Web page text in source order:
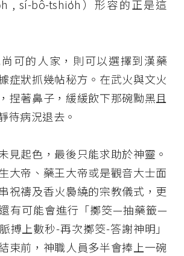
, sí-bô-tshio̍h）形容的正是這
可的人家，則可以選擇到漢藥
症狀抓幾帖秘方。在武火與文火
捏著鼻子，緩緩飲下那碗黝黑且
待病況退去。
見起色，最後只能求助於神靈。
大帝、藥王大帝或是觀音大士面
祝禱及香火裊繞的宗教儀式，更
有可能會進行「擲筊—抽藥籤—
搏上數秒-再次擲筊-答謝神明」
束前，神職人員多半會捧上一碗